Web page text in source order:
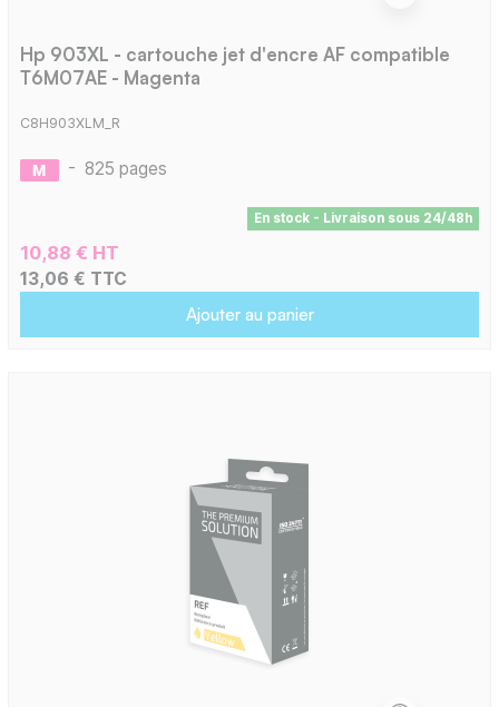
Hp 903XL - cartouche jet d'encre AF compatible
T6M07AE - Magenta
C8H903XLM_R
- 825 pages
En stock - Livraison sous 24/48h
10,88 € HT
13,06 € TTC
Ajouter au panier